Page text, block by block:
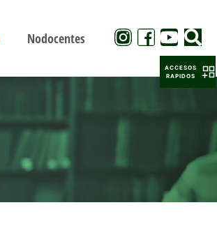
Nodocentes
ACCESOS
RAPIDOS